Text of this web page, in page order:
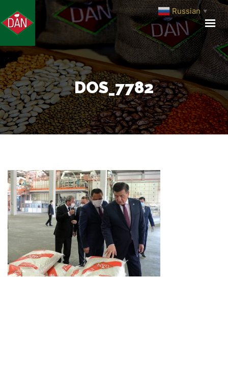
ГЛАВНАЯ
О КОМПАНИИ
ПРОИЗВОДСТВО
ПРОДУКЦИЯ
МЕДИА ЦЕНТР
КОНТАКТЫ
DOS_7782
Russian ▼